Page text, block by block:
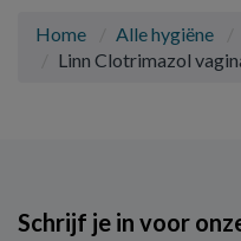
Home Alle hygiëne
Linn Clotrimazol
Schrijf je in voor